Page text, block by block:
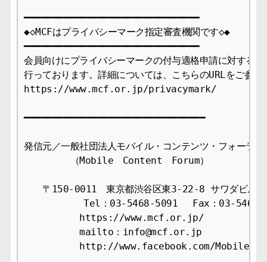
━━━━━━━━━━━━━━━━━━━━━━━━━━━━━━━
◆◇MCFはプライバシーマーク指定審査機関です◇◆
━━━━━━━━━━━━━━━━━━━━━━━━━━━━━━━
会員向けにプライバシーマークの付与適格申請に対する審
行っております。詳細については、こちらのURLをご参照
https://www.mcf.or.jp/privacymark/
━━━━━━━━━━━━━━━━━━━━━━━━━━━━━━━━
発信元／一般社団法人モバイル・コンテンツ・フォーラム
（Mobile　Content　Forum）
〒150-0011　東京都渋谷区東3-22-8 サワダビル
Tel：03-5468-5091　 Fax：03-5468-
https://www.mcf.or.jp/
mailto：info@mcf.or.jp
http://www.facebook.com/